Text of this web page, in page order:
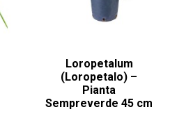
Loropetalum
(Loropetalo) –
Pianta
Sempreverde 45 cm